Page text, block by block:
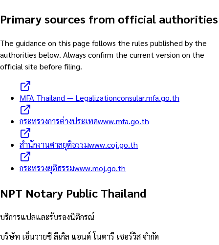
Primary sources from official authorities
The guidance on this page follows the rules published by the
authorities below. Always confirm the current version on the
official site before filing.
MFA Thailand — Legalizationconsular.mfa.go.th
กระทรวงการต่างประเทศwww.mfa.go.th
สำนักงานศาลยุติธรรมwww.coj.go.th
กระทรวงยุติธรรมwww.moj.go.th
NPT Notary Public Thailand
บริการแปลและรับรองนิติกรณ์
บริษัท เอ็นวายซี ลีเกิล แอนด์ โนตารี เซอร์วิส จำกัด